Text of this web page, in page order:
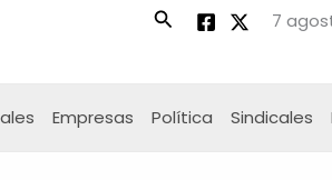
Buscar 7
Empresas Política Sindicales